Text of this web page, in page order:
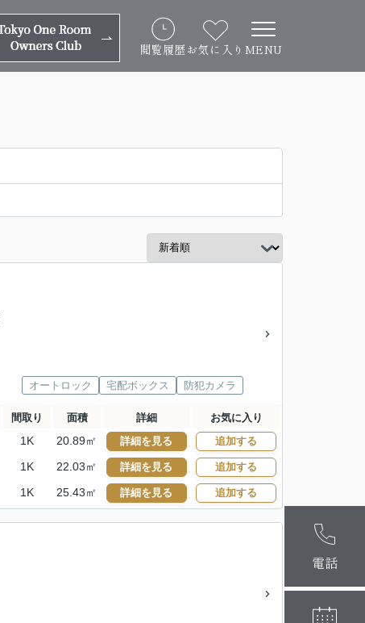
閲覧履歴お気に入り MENU
電話
麻布十番本
大阪梅田店
オートロック 宅配ボックス 防犯カメラ
間取り 面積 詳細 お気に入り
1K 20.89㎡ 詳細を見る 追加する
1K 22.03㎡ 詳細を見る 追加する
1K 25.43㎡ 詳細を見る 追加する